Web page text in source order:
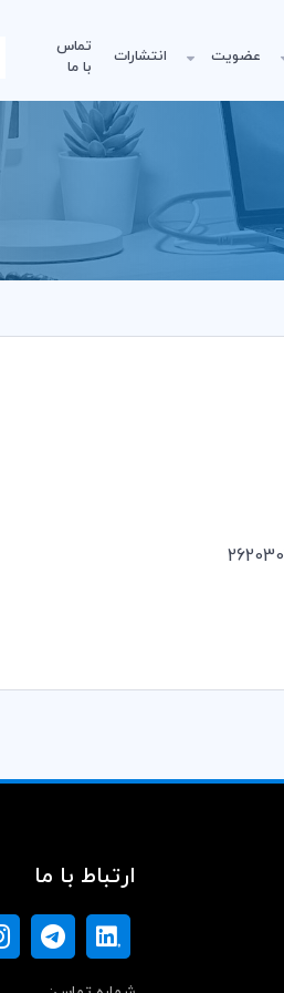
عضویت انتشارات
تماس
با ما
ارتباط با ما